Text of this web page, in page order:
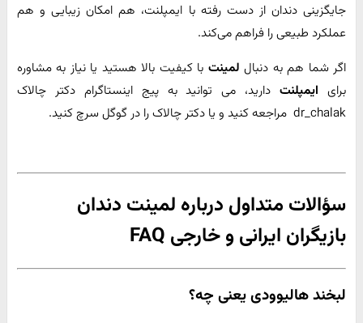
جایگزینی دندان از دست رفته با ایمپلنت، هم امکان زیبایی و هم
عملکرد طبیعی را فراهم می‌کند.
اگر شما هم به دنبال لمینت با کیفیت بالا هستید یا نیاز به مشاوره
برای ایمپلنت دارید، می توانید به پیج اینستاگرام دکتر چالاک
dr_chalak مراجعه کنید و یا دکتر چالاک را در گوگل سرچ کنید.
سؤالات متداول درباره لمینت دندان
بازیگران ایرانی و خارجی FAQ
لبخند هالیوودی یعنی چه؟